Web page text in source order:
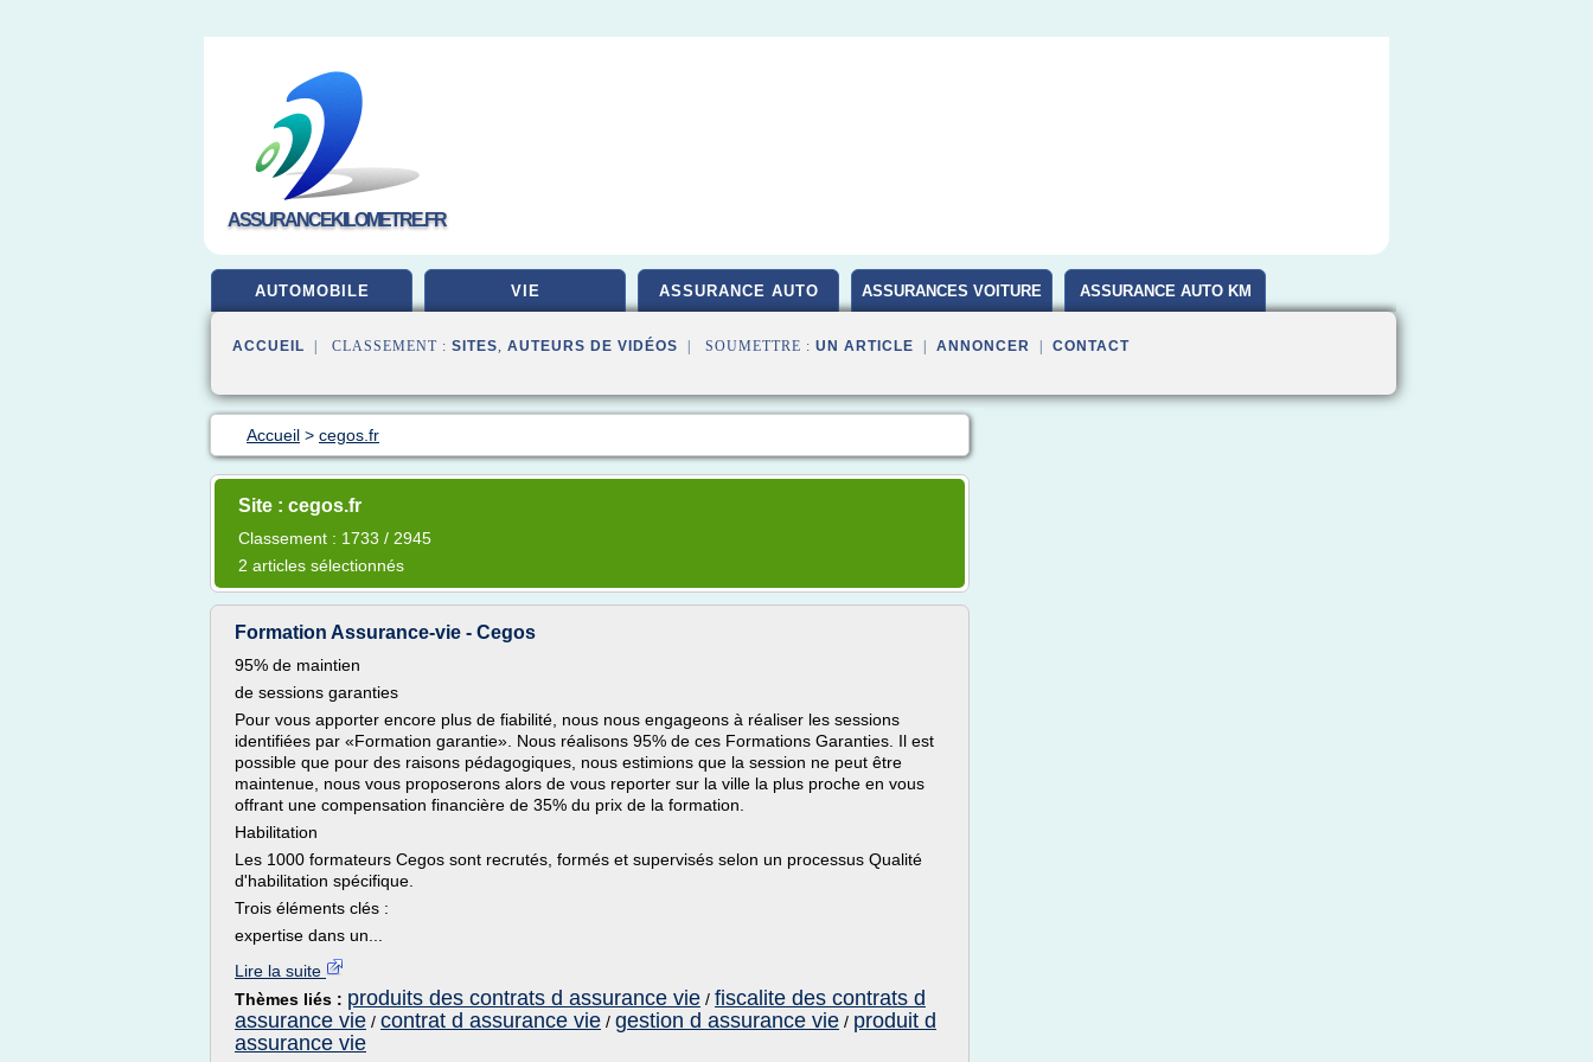
ASSURANCEKILOMETRE.FR
AUTOMOBILE VIE ASSURANCE AUTO ASSURANCES VOITURE ASSURANCE AUTO KM
ACCUEIL | CLASSEMENT : SITES, AUTEURS DE VIDÉOS | SOUMETTRE : UN ARTICLE ANNONCER CONTACT
Accueil > cegos.fr
Site : cegos.fr
Classement : 1733 / 2945
2 articles sélectionnés
Formation Assurance-vie - Cegos
95% de maintien
de sessions garanties
Pour vous apporter encore plus de fiabilité, nous nous engageons à réaliser les sessions
identifiées par «Formation garantie». Nous réalisons 95% de ces Formations Garanties. Il est
possible que pour des raisons pédagogiques, nous estimions que la session ne peut être
maintenue, nous vous proposerons alors de vous reporter sur la ville la plus proche en vous
offrant une compensation financière de 35% du prix de la formation.
Habilitation
Les 1000 formateurs Cegos sont recrutés, formés et supervisés selon un processus Qualité
d'habilitation spécifique.
Trois éléments clés :
expertise dans un...
Lire la suite
Thèmes liés : produits des contrats d assurance vie / fiscalite des contrats d
assurance vie / contrat d assurance vie / gestion d assurance vie / produit d
assurance vie